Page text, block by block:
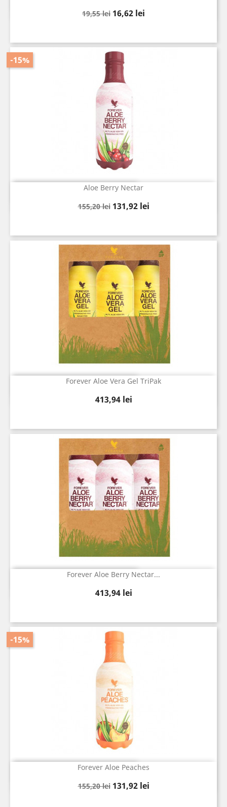
Pret
19,55 lei Pret
16,62 lei
Aloe Berry Nectar
Pret
155,20 lei
-15%
Pret
131,92 lei
Vizualizare rapida
Forever Aloe Vera Gel TriPak
Pret
413,94 lei
Vizualizare rapida
Forever Aloe Berry Nectar...
Pret
413,94 lei
Vizualizare rapida
Forever Aloe Peaches
Pret
155,20 lei
-15%
Pret
131,92 lei
Vizualizare rapida